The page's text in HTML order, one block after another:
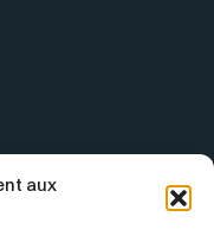
aux